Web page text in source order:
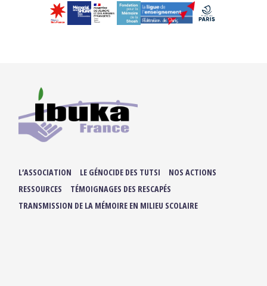
L’ASSOCIATION LE GÉNOCIDE DES TUTSI
NOS ACTIONS
RESSOURCES
TÉMOIGNAGES DES RESCAPÉS
TRANSMISSION DE LA MÉMOIRE EN MILIEU SCOLAIRE